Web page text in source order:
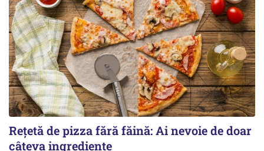
Rețetă de pizza fără făină: Ai nevoie de doar
câteva ingrediente